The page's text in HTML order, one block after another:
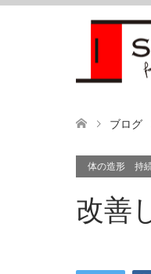
ブログ
体の造形 持
改善